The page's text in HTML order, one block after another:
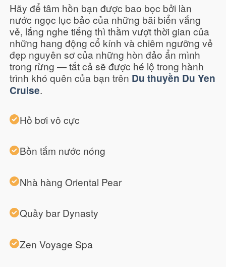
Hãy để tâm hồn bạn được bao bọc bởi làn
nước ngọc lục bảo của những bãi biển vắng
vẻ, lắng nghe tiếng thì thầm vượt thời gian của
những hang động cổ kính và chiêm ngưỡng vẻ
đẹp nguyên sơ của những hòn đảo ẩn mình
trong rừng — tất cả sẽ được hé lộ trong hành
trình khó quên của bạn trên Du thuyền Du Yen
Cruise.
Hồ bơi vô cực
Bồn tắm nước nóng
Nhà hàng Oriental Pear
Quầy bar Dynasty
Zen Voyage Spa